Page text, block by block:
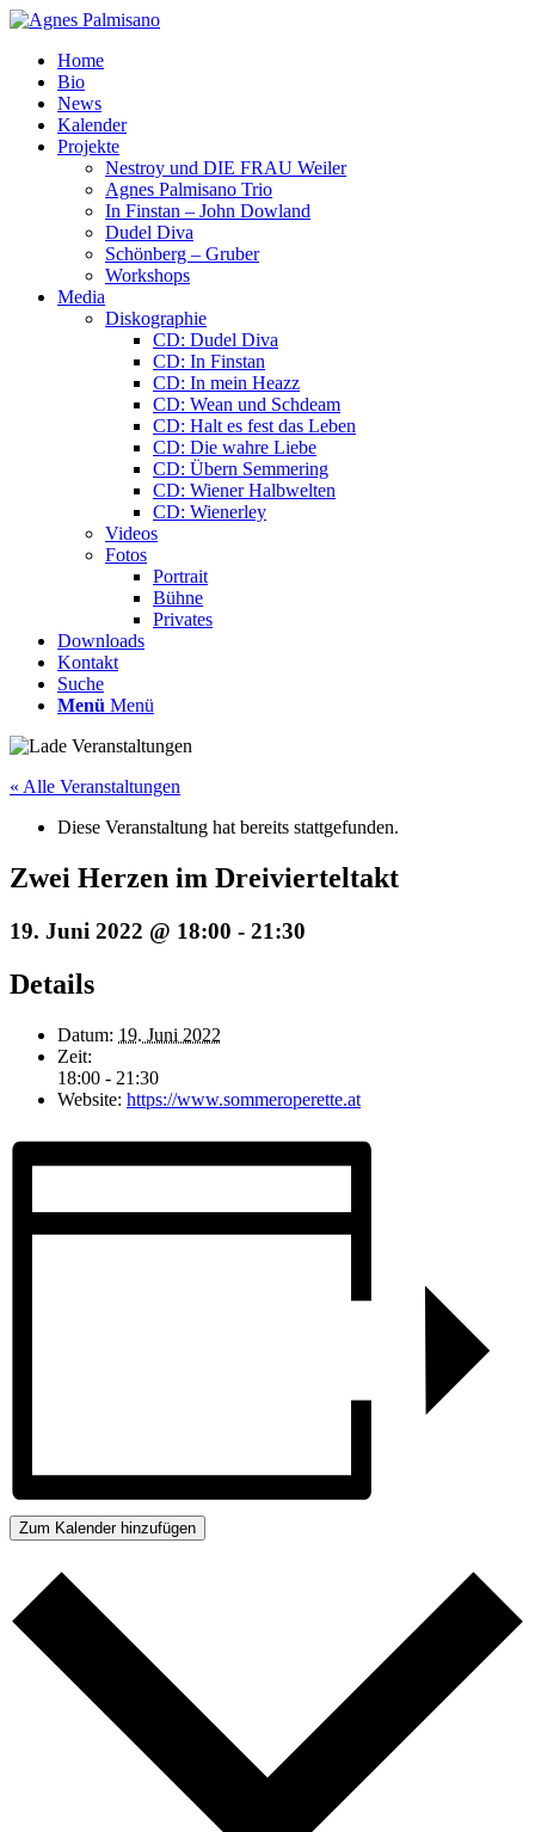
Home
Bio
News
Kalender
Projekte
Nestroy und DIE FRAU Weiler
Agnes Palmisano Trio
In Finstan – John Dowland
Dudel Diva
Schönberg – Gruber
Workshops
Media
Diskographie
CD: Dudel Diva
CD: In Finstan
CD: In mein Heazz
CD: Wean und Schdeam
CD: Halt es fest das Leben
CD: Die wahre Liebe
CD: Übern Semmering
CD: Wiener Halbwelten
CD: Wienerley
Videos
Fotos
Portrait
Bühne
Privates
Downloads
Kontakt
Suche
Menü Menü
« Alle Veranstaltungen
Diese Veranstaltung hat bereits stattgefunden.
Zwei Herzen im Dreivierteltakt
19. Juni 2022 @ 18:00 - 21:30
Details
Datum: 19. Juni 2022
Zeit:
18:00 - 21:30
Website: https://www.sommeroperette.at
Zum Kalender hinzufügen